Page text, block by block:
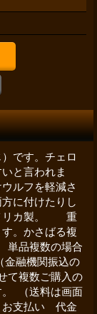
です。チェロ
と言われま
ルフを軽減さ
に付けたりし
メリカ製。 重
。かさばる複
単品複数の場合
金融機関振込の
て複数ご購入の
。 （送料は画面
お支払い 代金